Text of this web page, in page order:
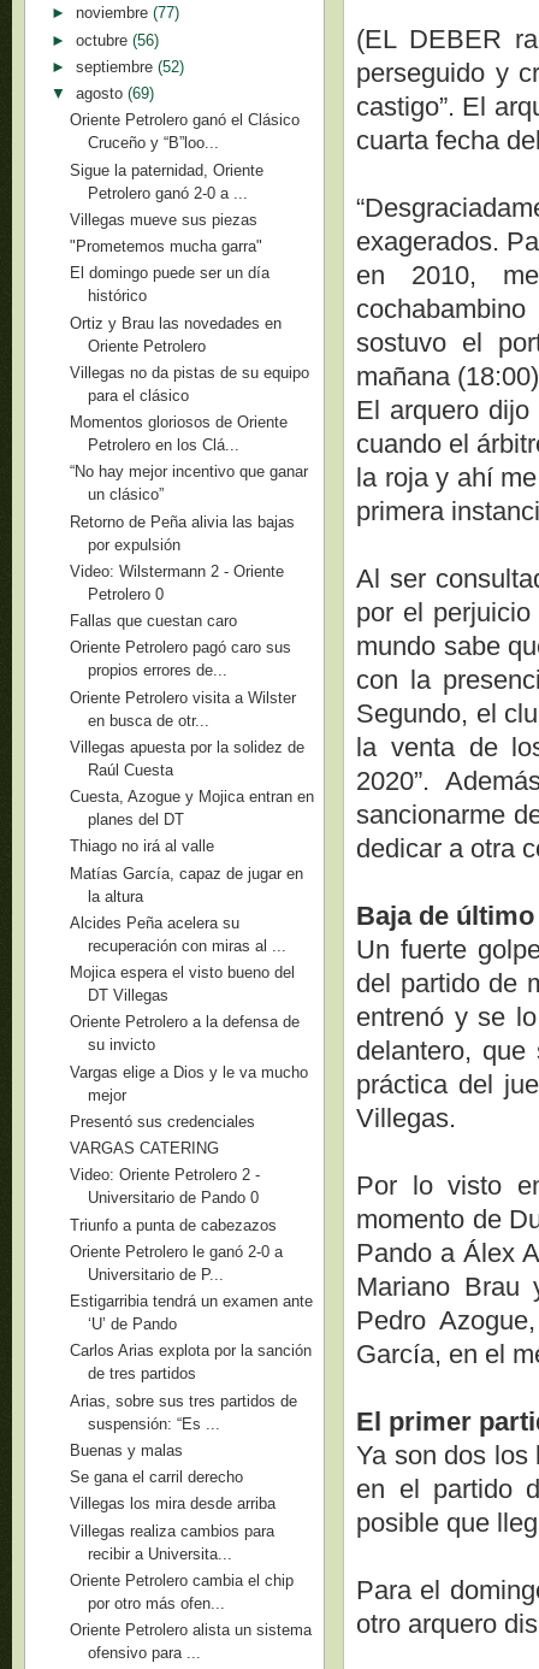
(EL DEBER
perseguido y
castigo”. El
cuarta fecha
exagerados.
en 2010,
sostuvo el
mañana
El arquero dijo
cuando el
la roja y ahí
primera
Al ser
por el perjuicio
mundo sabe
con la
Segundo, el
la venta de
2020”.
sancionarme
dedicar a otra
Baja de
Un fuerte
del partido de
entrenó y se
delantero,
práctica del
Villegas.
Por lo visto
momento de
Pando a Álex
Mariano Brau
Pedro
García, en el
El primer
Ya son dos los
en el partido
posible que
Para el
otro arquero
► noviembre (77)
► octubre (56)
► septiembre (52)
▼ agosto (69)
Oriente Petrolero ganó el Clásico
Cruceño y “B”loo...
Sigue la paternidad, Oriente
Petrolero ganó 2-0 a ...
Villegas mueve sus piezas
"Prometemos mucha garra"
El domingo puede ser un día
histórico
Ortiz y Brau las novedades en
Oriente Petrolero
Villegas no da pistas de su equipo
para el clásico
Momentos gloriosos de Oriente
Petrolero en los Clá...
“No hay mejor incentivo que ganar
un clásico”
Retorno de Peña alivia las bajas
por expulsión
Video: Wilstermann 2 - Oriente
Petrolero 0
Fallas que cuestan caro
Oriente Petrolero pagó caro sus
propios errores de...
Oriente Petrolero visita a Wilster
en busca de otr...
Villegas apuesta por la solidez de
Raúl Cuesta
Cuesta, Azogue y Mojica entran en
planes del DT
Thiago no irá al valle
Matías García, capaz de jugar en
la altura
Alcides Peña acelera su
recuperación con miras al ...
Mojica espera el visto bueno del
DT Villegas
Oriente Petrolero a la defensa de
su invicto
Vargas elige a Dios y le va mucho
mejor
Presentó sus credenciales
VARGAS CATERING
Video: Oriente Petrolero 2 -
Universitario de Pando 0
Triunfo a punta de cabezazos
Oriente Petrolero le ganó 2-0 a
Universitario de P...
Estigarribia tendrá un examen ante
‘U’ de Pando
Carlos Arias explota por la sanción
de tres partidos
Arias, sobre sus tres partidos de
suspensión: “Es ...
Buenas y malas
Se gana el carril derecho
Villegas los mira desde arriba
Villegas realiza cambios para
recibir a Universita...
Oriente Petrolero cambia el chip
por otro más ofen...
Oriente Petrolero alista un sistema
ofensivo para ...